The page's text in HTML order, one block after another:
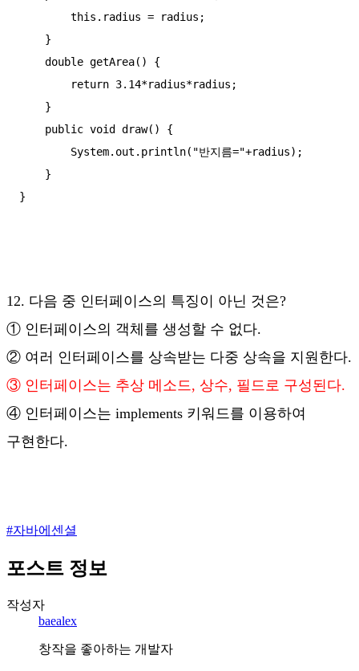
}
12. 다음 중 인터페이스의 특징이 아닌 것은?
① 인터페이스의 객체를 생성할 수 없다.
② 여러 인터페이스를 상속받는 다중 상속을 지원한다.
③ 인터페이스는 추상 메소드, 상수, 필드로 구성된다.
④ 인터페이스는 implements 키워드를 이용하여
구현한다.
#자바에센셜
포스트 정보
작성자
baealex
창작을 좋아하는 개발자